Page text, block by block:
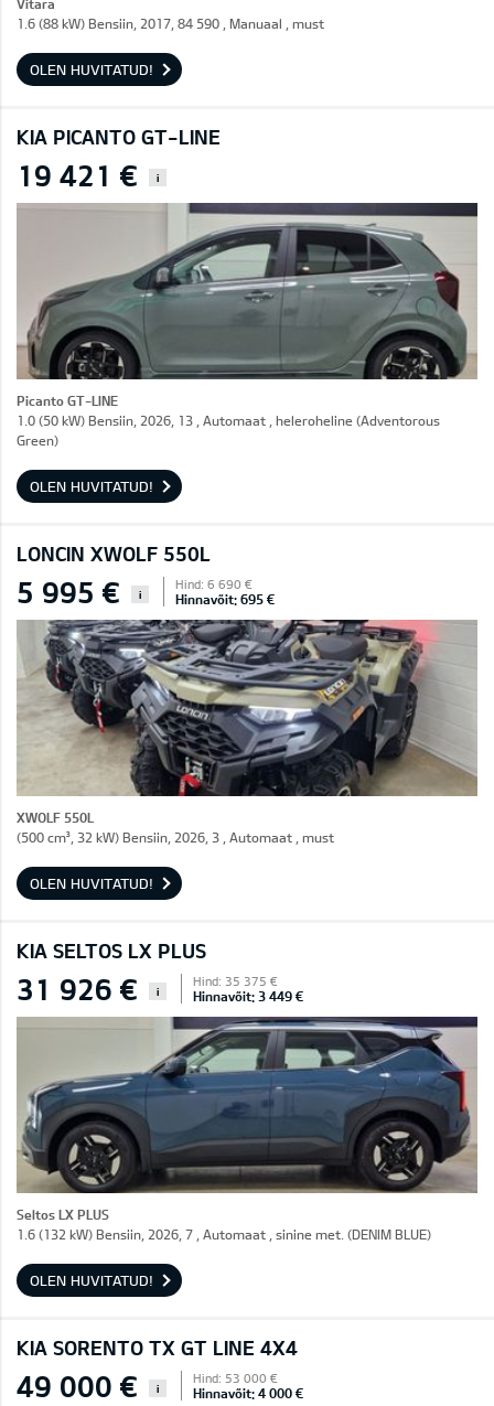
Vitara
1.6 (88 kW) Bensiin, 2017, 84 590 , Manuaal , must
OLEN HUVITATUD!
KIA PICANTO GT-LINE
19 421 € i
Picanto GT-LINE
1.0 (50 kW) Bensiin, 2026, 13 , Automaat , heleroheline (Adventorous
Green)
OLEN HUVITATUD!
LONCIN XWOLF 550L
5 995 € i
Hind: 6 690 €
Hinnavõit: 695 €
XWOLF 550L
(500 cm³, 32 kW) Bensiin, 2026, 3 , Automaat , must
OLEN HUVITATUD!
KIA SELTOS LX PLUS
31 926 € i
Hind: 35 375 €
Hinnavõit: 3 449 €
Seltos LX PLUS
1.6 (132 kW) Bensiin, 2026, 7 , Automaat , sinine met. (DENIM BLUE)
OLEN HUVITATUD!
KIA SORENTO TX GT LINE 4X4
49 000 € i
Hind: 53 000 €
Hinnavõit: 4 000 €